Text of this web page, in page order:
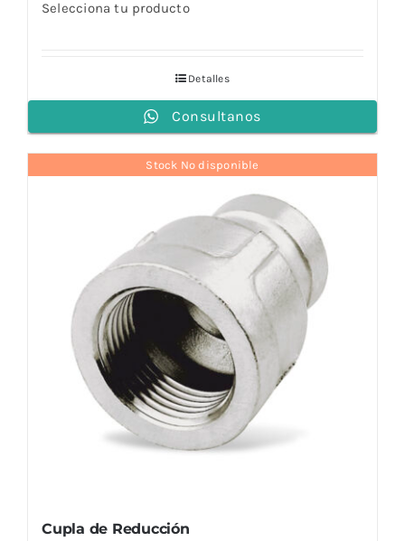
Selecciona tu producto
Detalles
Consultanos
Stock No disponible
Cupla de Reducción